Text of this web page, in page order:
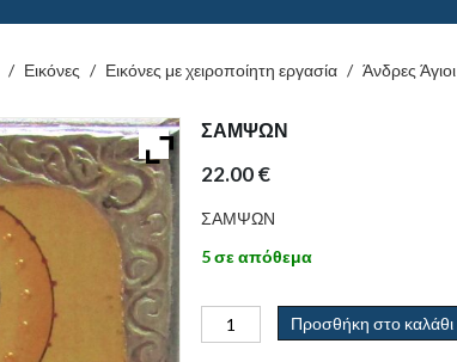
/ Εικόνες / Εικόνες με χειροποίητη εργασία / Άνδρες Άγιοι
ΣΑΜΨΩΝ
22.00€
ΣΑΜΨΩΝ
5 σε απόθεμα
Προσθήκη στο καλάθι